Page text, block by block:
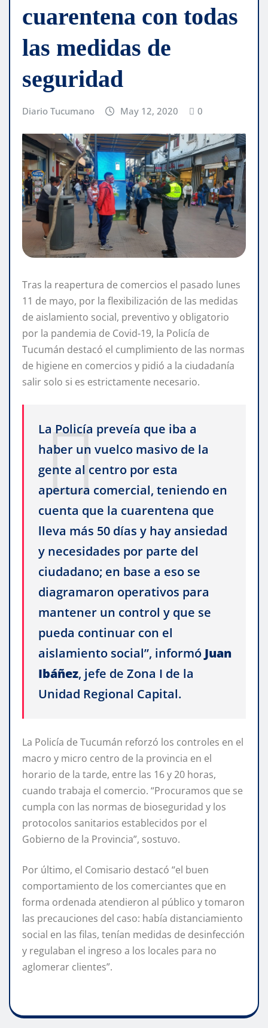
cuarentena con todas
las medidas de
seguridad
Diario Tucumano May 12, 2020 0
Tras la reapertura de comercios el pasado lunes
11 de mayo, por la flexibilización de las medidas
de aislamiento social, preventivo y obligatorio
por la pandemia de Covid-19, la Policía de
Tucumán destacó el cumplimiento de las normas
de higiene en comercios y pidió a la ciudadanía
salir solo si es estrictamente necesario.
La Policía preveía que iba a
haber un vuelco masivo de la
gente al centro por esta
apertura comercial, teniendo en
cuenta que la cuarentena que
lleva más 50 días y hay ansiedad
y necesidades por parte del
ciudadano; en base a eso se
diagramaron operativos para
mantener un control y que se
pueda continuar con el
aislamiento social”, informó Juan
Ibáñez, jefe de Zona I de la
Unidad Regional Capital.
La Policía de Tucumán reforzó los controles en el
macro y micro centro de la provincia en el
horario de la tarde, entre las 16 y 20 horas,
cuando trabaja el comercio. “Procuramos que se
cumpla con las normas de bioseguridad y los
protocolos sanitarios establecidos por el
Gobierno de la Provincia”, sostuvo.
Por último, el Comisario destacó “el buen
comportamiento de los comerciantes que en
forma ordenada atendieron al público y tomaron
las precauciones del caso: había distanciamiento
social en las filas, tenían medidas de desinfección
y regulaban el ingreso a los locales para no
aglomerar clientes”.